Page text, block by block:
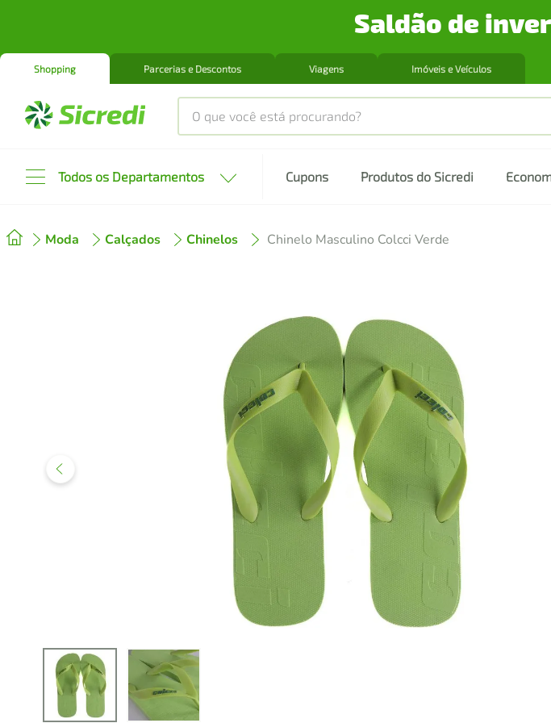
Saldão de
Shopping Parcerias e Descontos Viagens Imóveis e Veículos
O que você está procurando?
Todos os Departamentos Cupons Produtos do Sicredi
Moda Calçados Chinelos Chinelo Masculino Colcci Verde
2 cafeteira
iphone